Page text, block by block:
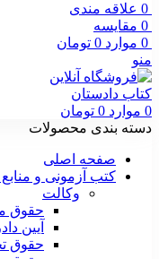
0 علاقه مندی
0 مقایسه
0 موارد 0 تومان
منو
0 موارد 0 تومان
دسته بندی محصولات
صفحه اصلی
کتب آزمونی و
وکالت
حقوق
آیین
حقوق